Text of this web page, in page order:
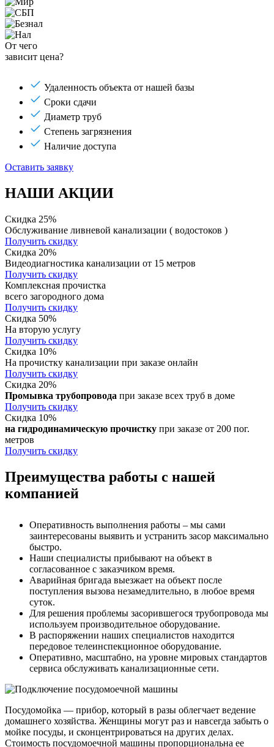
От чего
зависит цена?
Удаленность объекта от нашей базы
Сроки сдачи
Диаметр труб
Степень загрязнения
Наличие доступа
Оставить заявку
НАШИ АКЦИИ
Скидка 25%
Обслуживание ливневой канализации ( водостоков )
Получить скидку
Скидка 20%
Видеодиагностика канализации от 15 метров
Получить скидку
Комплексная прочистка
всего загородного дома
Получить скидку
Скидка 50%
На вторую услугу
Получить скидку
Скидка 10%
На прочистку канализации при заказе онлайн
Получить скидку
Скидка 20%
Промывка трубопровода при заказе всех труб в доме
Получить скидку
Скидка 10%
на гидродинамическую прочистку при заказе от 200 пог.
метров
Получить скидку
Преимущества работы с нашей
компанией
Оперативность выполнения работы – мы сами
заинтересованы выявить и устранить засор максимально
быстро.
Наши специалисты прибывают на объект в
согласованное с заказчиком время.
Аварийная бригада выезжает на объект после
поступления вызова незамедлительно, в любое время
суток.
Для решения проблемы засорившегося трубопровода мы
используем производительное оборудование.
В распоряжении наших специалистов находится
передовое телеинспекционное оборудование.
Оперативно, масштабно, на уровне мировых стандартов
сервиса обслуживать канализационные сети.
Посудомойка — прибор, который в разы облегчает ведение
домашнего хозяйства. Женщины могут раз и навсегда забыть о
мойке посуды, и сконцентрироваться на других делах.
Стоимость посудомоечной машины пропорциональна ее